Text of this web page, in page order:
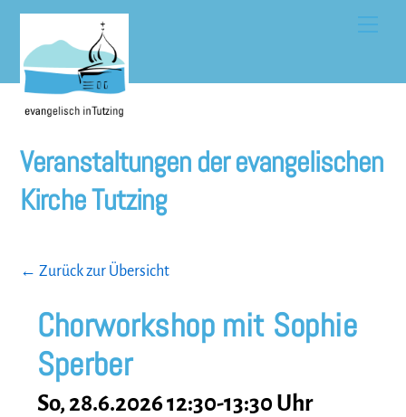
Skip
content
Veranstaltungen der evangelischen
Kirche Tutzing
← Zurück zur Übersicht
Chorworkshop mit Sophie
Sperber
So, 28.6.2026 12:30-13:30 Uhr